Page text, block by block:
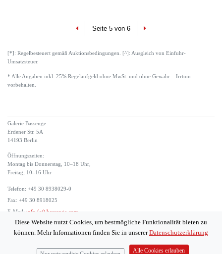
PreviousSeite 5 von 6 Next
[*]: Regelbesteuert gemäß Auktionsbedingungen. [^]: Ausgleich von Einfuhr-
Umsatzsteuer.
* Alle Angaben inkl. 25% Regelaufgeld ohne MwSt. und ohne Gewähr – Irrtum
vorbehalten.
Galerie Bassenge
Erdener Str. 5A
14193 Berlin
Öffnungszeiten:
Montag bis Donnerstag, 10–18 Uhr,
Freitag, 10–16 Uhr
Telefon: +49 30 8938029-0
Fax: +49 30 8918025
E-Mail: info (at) bassenge.com
Datenschutzerklärung
Diese Website nutzt Cookies, um bestmögliche Funktionalität bieten zu
können. Mehr Informationen finden Sie in unsererDatenschutzerklärung
Alle Cookies erlauben